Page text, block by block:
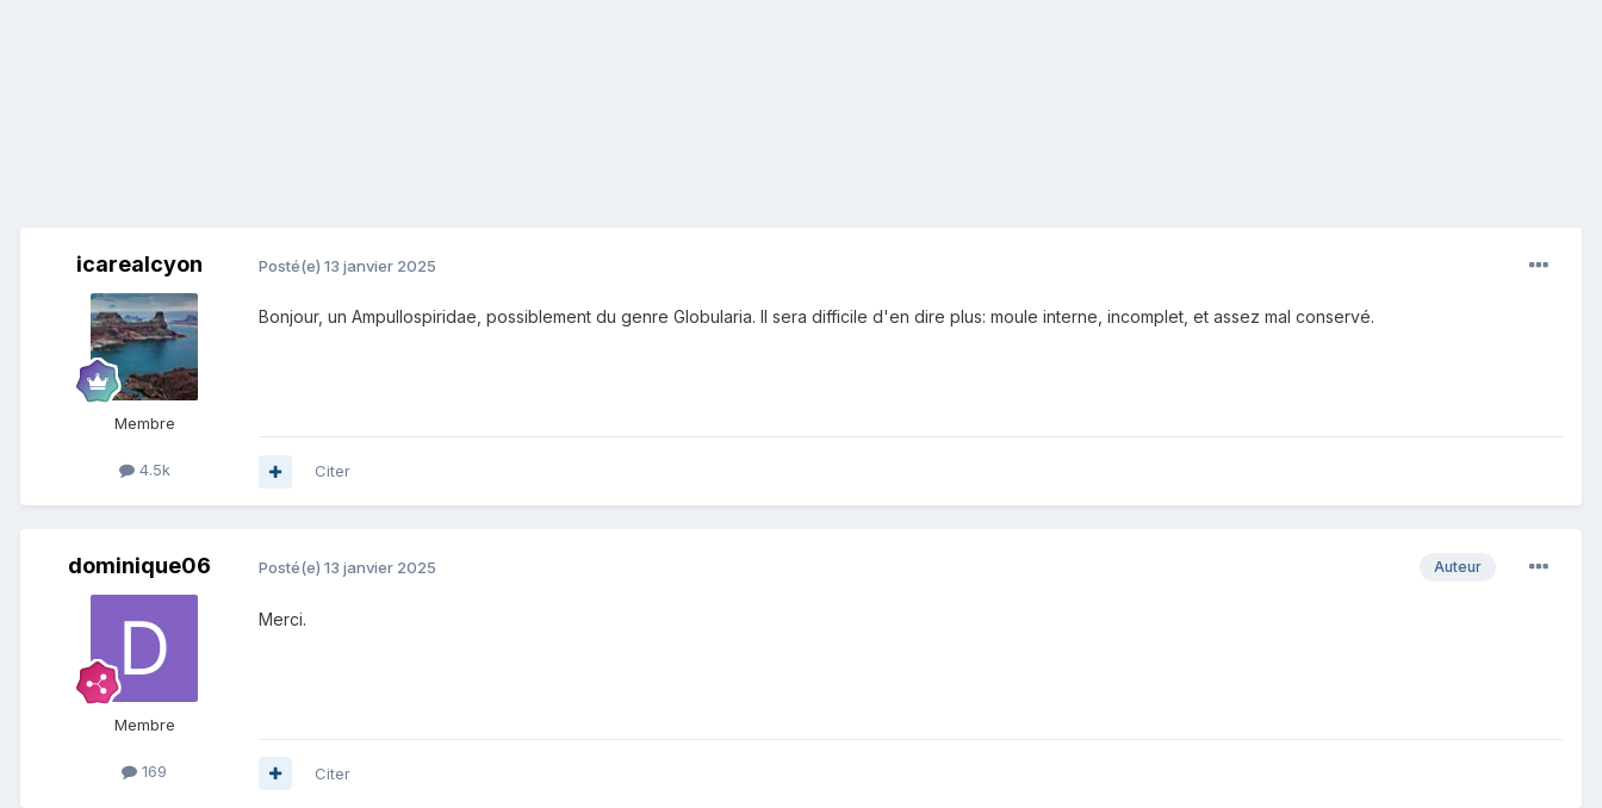
icarealcyon
Membre
4.5k
Posté(e) 13 janvier 2025
Bonjour, un Ampullospiridae, possiblement du genre Globularia. Il sera difficile d'en dire plus: moule interne, incomplet, et assez mal conservé.
Citer
dominique06
Membre
169
Auteur
Posté(e) 13 janvier 2025
Merci.
Citer